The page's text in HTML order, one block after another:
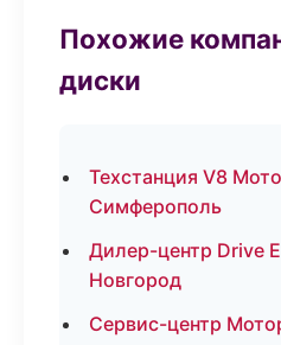
Похожие
диски
Техстанция V8
Симферополь
Дилер-центр Drive
Новгород
Сервис-центр